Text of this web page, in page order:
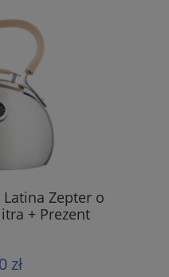
Zepter o
+ Prezent
zł